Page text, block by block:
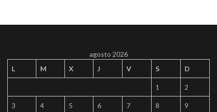
agosto 2026
L
M X J V S D
1 2
3 4 5 6 7 8 9